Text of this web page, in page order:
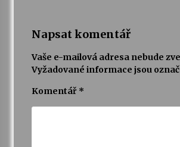
Za kulturou kousek za
13. 7. 2026
Varhanní recitál Michala
Napsat komentář
Vaše e-mailová adresa nebude
Vyžadované informace jsou
Komentář *